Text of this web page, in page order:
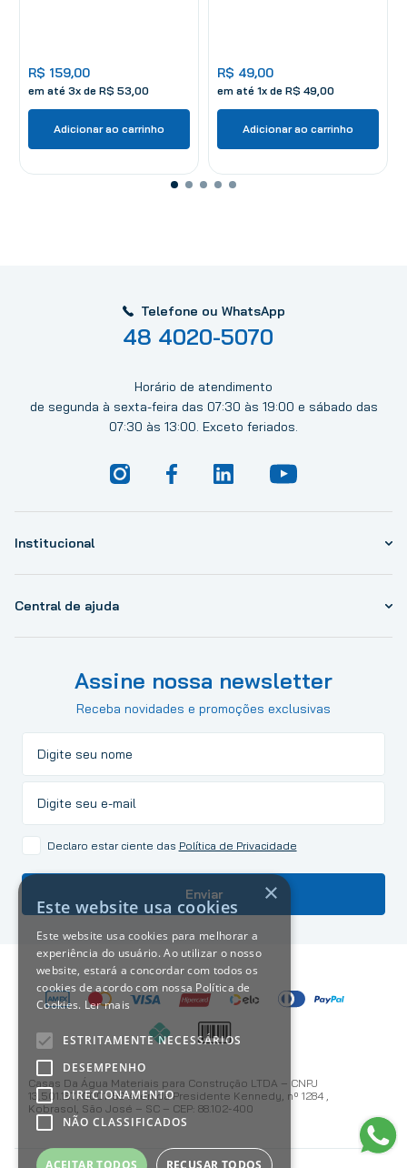
R$ 159,00
em até 3x de R$ 53 00
Adicionar ao carrinho
R$ 49,00
em até 1x de R$ 49 00
Adicionar ao carrinho
Telefone ou WhatsApp
48 4020-5070
Horário de atendimento
de segunda à sexta-feira das 07:30 às 19:00 e sábado das
07:30 às 13:00. Exceto feriados.
Institucional
Central de ajuda
Assine nossa newsletter
Receba novidades e promoções exclusivas
Declaro estar ciente das Política de Privacidade
Enviar
Casas Da Água Materiais para Construção LTDA – CNPJ
13.501.187/0001-59 Avenida Presidente Kennedy, nº 1284 ,
Kobrasol, São José – SC – CEP: 88.102-400
×
Este website usa cookies
Este website usa cookies para melhorar a
experiência do usuário. Ao utilizar o nosso
website, estará a concordar com todos os
cookies de acordo com nossa Política de
Cookies. Ler mais
ESTRITAMENTE NECESSÁRIOS
DESEMPENHO
DIRECIONAMENTO
NÃO CLASSIFICADOS
ACEITAR TODOS RECUSAR TODOS